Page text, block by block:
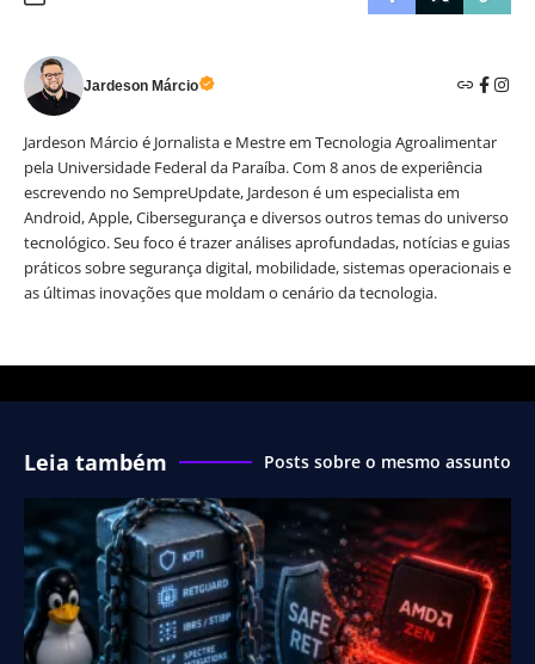
Jardeson Márcio
Jardeson Márcio é Jornalista e Mestre em Tecnologia Agroalimentar
pela Universidade Federal da Paraíba. Com 8 anos de experiência
escrevendo no SempreUpdate, Jardeson é um especialista em
Android, Apple, Cibersegurança e diversos outros temas do universo
tecnológico. Seu foco é trazer análises aprofundadas, notícias e guias
práticos sobre segurança digital, mobilidade, sistemas operacionais e
as últimas inovações que moldam o cenário da tecnologia.
Leia também Posts sobre o mesmo assunto